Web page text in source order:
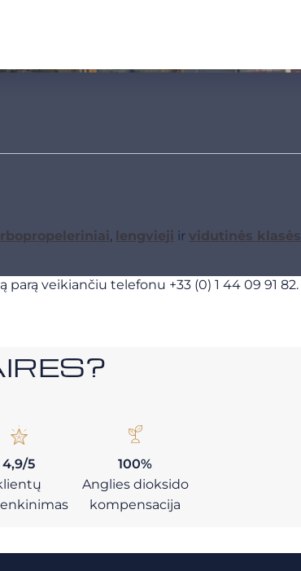
, lengvieji ir vidutinės klasės
parą veikiančiu telefonu +33 (0) 1 44 09 91 82.
4,9/5
100%
Anglies dioksido
kompensacija